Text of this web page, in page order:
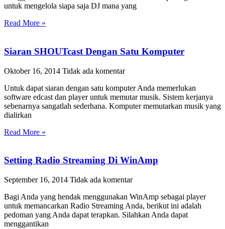
untuk mengelola siapa saja DJ mana yang
Read More »
Siaran SHOUTcast Dengan Satu Komputer
Oktober 16, 2014 Tidak ada komentar
Untuk dapat siaran dengan satu komputer Anda memerlukan
software edcast dan player untuk memutar musik. Sistem kerjanya
sebenarnya sangatlah sederhana. Komputer memutarkan musik yang
dialirkan
Read More »
Setting Radio Streaming Di WinAmp
September 16, 2014 Tidak ada komentar
Bagi Anda yang hendak menggunakan WinAmp sebagai player
untuk memancarkan Radio Streaming Anda, berikut ini adalah
pedoman yang Anda dapat terapkan. Silahkan Anda dapat
menggantikan